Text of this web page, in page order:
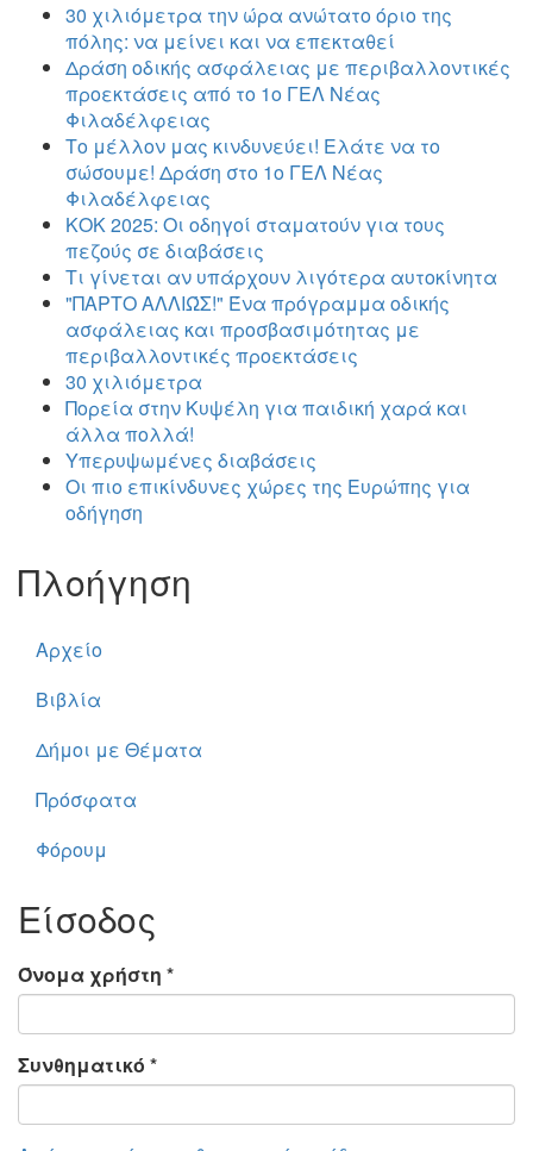
30 χιλιόμετρα την ώρα ανώτατο όριο της
πόλης: να μείνει και να επεκταθεί
Δράση οδικής ασφάλειας με περιβαλλοντικές
προεκτάσεις από το 1ο ΓΕΛ Νέας
Φιλαδέλφειας
Το μέλλον μας κινδυνεύει! Ελάτε να το
σώσουμε! Δράση στο 1ο ΓΕΛ Νέας
Φιλαδέλφειας
ΚΟΚ 2025: Οι οδηγοί σταματούν για τους
πεζούς σε διαβάσεις
Τι γίνεται αν υπάρχουν λιγότερα αυτοκίνητα
"ΠΑΡΤΟ ΑΛΛΙΏΣ!" Ένα πρόγραμμα οδικής
ασφάλειας και προσβασιμότητας με
περιβαλλοντικές προεκτάσεις
30 χιλιόμετρα
Πορεία στην Κυψέλη για παιδική χαρά και
άλλα πολλά!
Υπερυψωμένες διαβάσεις
Οι πιο επικίνδυνες χώρες της Ευρώπης για
οδήγηση
Πλοήγηση
Αρχείο
Βιβλία
Δήμοι με Θέματα
Πρόσφατα
Φόρουμ
Είσοδος
Όνομα χρήστη *
Συνθηματικό *